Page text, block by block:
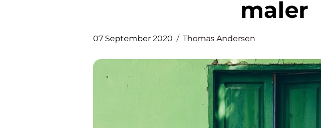
maler
07 September 2020 Thomas Andersen